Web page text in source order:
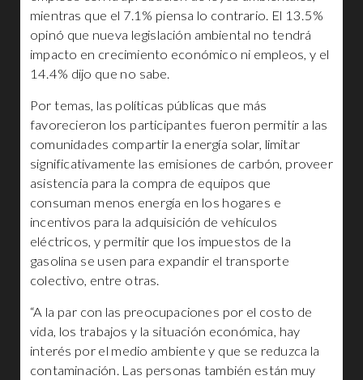
mientras que el 7.1% piensa lo contrario. El 13.5%
opinó que nueva legislación ambiental no tendrá
impacto en crecimiento económico ni empleos, y el
14.4% dijo que no sabe.
Por temas, las políticas públicas que más
favorecieron los participantes fueron permitir a las
comunidades compartir la energía solar, limitar
significativamente las emisiones de carbón, proveer
asistencia para la compra de equipos que
consuman menos energía en los hogares e
incentivos para la adquisición de vehículos
eléctricos, y permitir que los impuestos de la
gasolina se usen para expandir el transporte
colectivo, entre otras.
“A la par con las preocupaciones por el costo de
vida, los trabajos y la situación económica, hay
interés por el medio ambiente y que se reduzca la
contaminación. Las personas también están muy